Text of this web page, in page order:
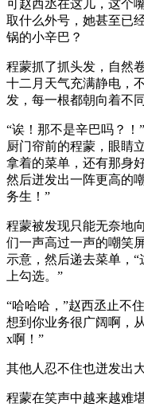
可赵西丞在这儿，这个
取什么外号，她甚至已
锅的小辛巴？
程蒙抓了抓头发，自然
十二月天气充满静电，
发，每一根都朝向着不
“诶！那不是辛巴吗？
厨门帘前的程蒙，眼睛
拿着的菜单，还有那身
然后迸发出一阵更高的
务生！”
程蒙被发现只能无奈地
们一声高过一声的嘲笑
示意，然后递去菜单，
上勾选。”
“哈哈哈，”赵西丞止不
想到你业务很广阔啊，
x啊！”
其他人忍不住也迸发出大
程蒙在笑声中越来越难